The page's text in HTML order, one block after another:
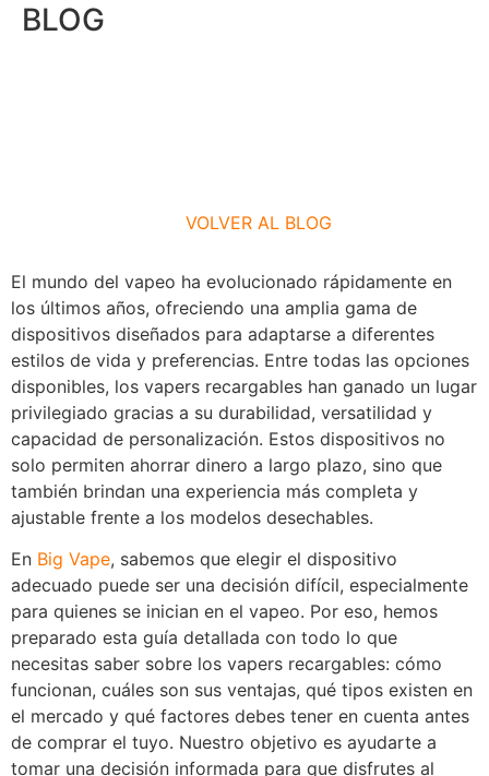
BLOG
VOLVER AL BLOG
El mundo del vapeo ha evolucionado rápidamente en
los últimos años, ofreciendo una amplia gama de
dispositivos diseñados para adaptarse a diferentes
estilos de vida y preferencias. Entre todas las opciones
disponibles, los vapers recargables han ganado un lugar
privilegiado gracias a su durabilidad, versatilidad y
capacidad de personalización. Estos dispositivos no
solo permiten ahorrar dinero a largo plazo, sino que
también brindan una experiencia más completa y
ajustable frente a los modelos desechables.
En Big Vape, sabemos que elegir el dispositivo
adecuado puede ser una decisión difícil, especialmente
para quienes se inician en el vapeo. Por eso, hemos
preparado esta guía detallada con todo lo que
necesitas saber sobre los vapers recargables: cómo
funcionan, cuáles son sus ventajas, qué tipos existen en
el mercado y qué factores debes tener en cuenta antes
de comprar el tuyo. Nuestro objetivo es ayudarte a
tomar una decisión informada para que disfrutes al